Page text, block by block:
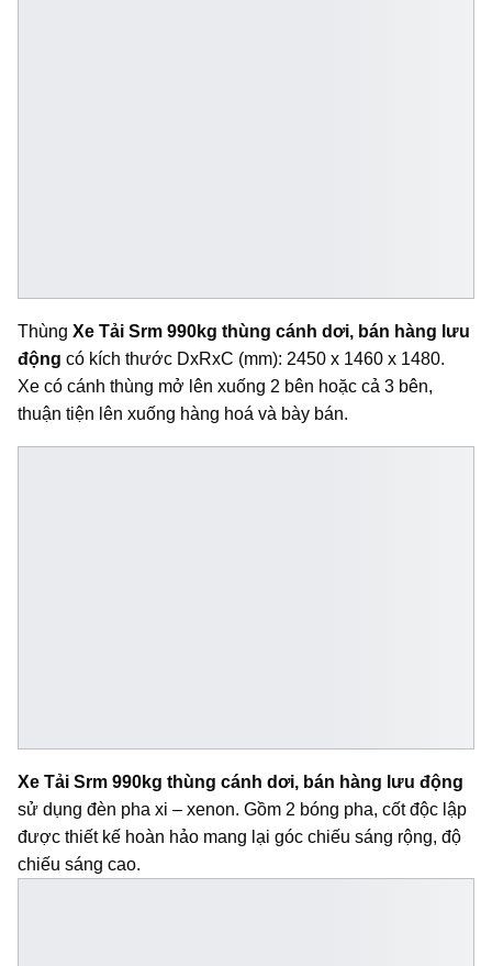
Thùng Xe Tải Srm 990kg thùng cánh dơi, bán hàng lưu
động có kích thước DxRxC (mm): 2450 x 1460 x 1480.
Xe có cánh thùng mở lên xuống 2 bên hoặc cả 3 bên,
thuận tiện lên xuống hàng hoá và bày bán.
Xe Tải Srm 990kg thùng cánh dơi, bán hàng lưu động
sử dụng đèn pha xi – xenon. Gồm 2 bóng pha, cốt độc lập
được thiết kế hoàn hảo mang lại góc chiếu sáng rộng, độ
chiếu sáng cao.